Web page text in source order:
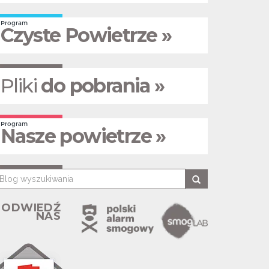
Program
Czyste Powietrze »
Pliki do pobrania »
Program
Nasze powietrze »
ODWIEDŹ
NAS